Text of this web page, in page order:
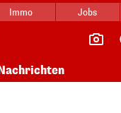
Immo Jobs